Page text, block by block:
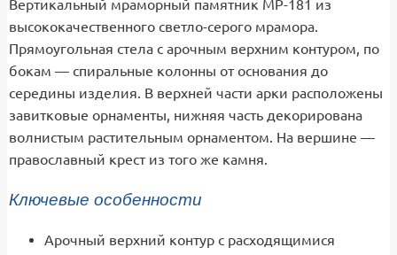
Вертикальный мраморный памятник МР-181 из
высококачественного светло-серого мрамора.
Прямоугольная стела с арочным верхним контуром, по
бокам — спиральные колонны от основания до
середины изделия. В верхней части арки расположены
завитковые орнаменты, нижняя часть декорирована
волнистым растительным орнаментом. На вершине —
православный крест из того же камня.
Ключевые особенности
Арочный верхний контур с расходящимися